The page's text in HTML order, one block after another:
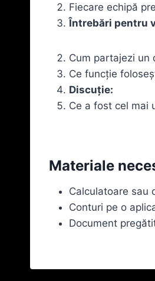
Fiecare echipă
Întrebări pentru
Cum partajezi un
Ce funcție
Discuție:
Ce a fost cel mai
Materiale
Calculatoare sau
Conturi pe o
Document